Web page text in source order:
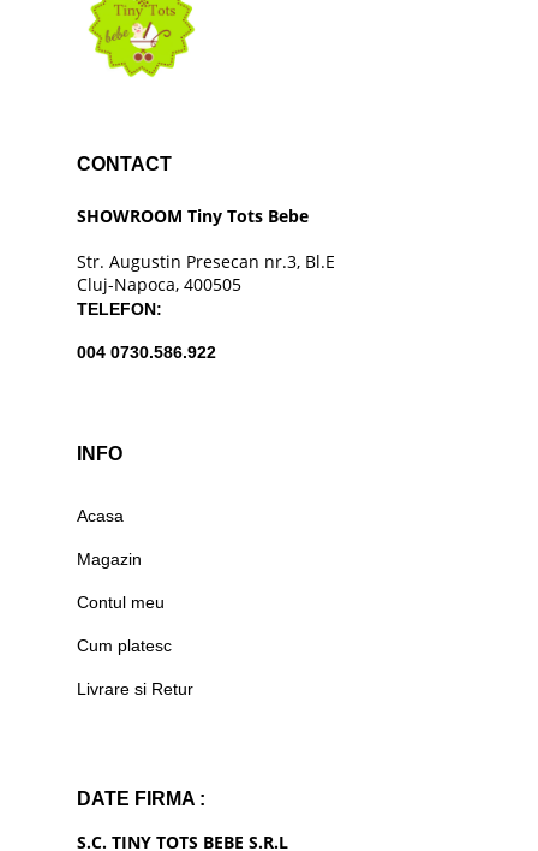
CONTACT
SHOWROOM Tiny Tots Bebe
Str. Augustin Presecan nr.3, Bl.E
Cluj-Napoca, 400505
TELEFON:
004 0730.586.922
INFO
Acasa
Magazin
Contul meu
Cum platesc
Livrare si Retur
DATE FIRMA :
S.C. TINY TOTS BEBE S.R.L